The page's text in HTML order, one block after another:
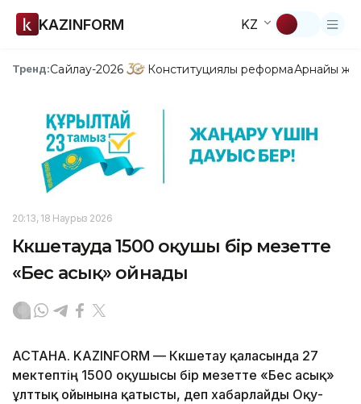
KAZINFORM KZ
Тренд:Сайлау-2026 Конституциялық реформаАрнайы
20:13, 18 Наурыз 2026
Көкшетауда 1500 оқушы бір мезетте
«Бес асық» ойнады
АСТАНА. KAZINFORM — Көкшетау қаласында 27
мектептің 1500 оқушысы бір мезетте «Бес асық»
ұлттық ойынына қатысты, деп хабарлайды Оқу-